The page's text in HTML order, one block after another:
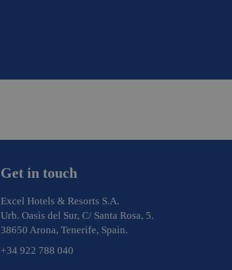
Get in touch
Excel Hotels & Resorts S.A.
Urb. Oasis del Sur, C/ Santa Rosa, 5.
38650 Arona, Tenerife, Spain.
+34 922 788 040